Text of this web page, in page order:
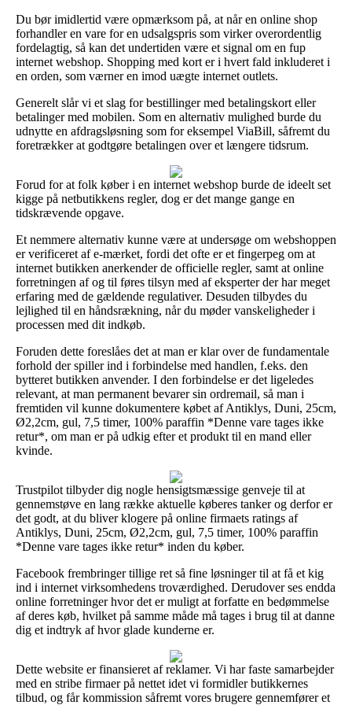
Du bør imidlertid være opmærksom på, at når en online shop
forhandler en vare for en udsalgspris som virker overordentlig
fordelagtig, så kan det undertiden være et signal om en fup
internet webshop. Shopping med kort er i hvert fald inkluderet i
en orden, som værner en imod uægte internet outlets.
Generelt slår vi et slag for bestillinger med betalingskort eller
betalinger med mobilen. Som en alternativ mulighed burde du
udnytte en afdragsløsning som for eksempel ViaBill, såfremt du
foretrækker at godtgøre betalingen over et længere tidsrum.
Forud for at folk køber i en internet webshop burde de ideelt set
kigge på netbutikkens regler, dog er det mange gange en
tidskrævende opgave.
Et nemmere alternativ kunne være at undersøge om webshoppen
er verificeret af e-mærket, fordi det ofte er et fingerpeg om at
internet butikken anerkender de officielle regler, samt at online
forretningen af og til føres tilsyn med af eksperter der har meget
erfaring med de gældende regulativer. Desuden tilbydes du
lejlighed til en håndsrækning, når du møder vanskeligheder i
processen med dit indkøb.
Foruden dette foreslåes det at man er klar over de fundamentale
forhold der spiller ind i forbindelse med handlen, f.eks. den
bytteret butikken anvender. I den forbindelse er det ligeledes
relevant, at man permanent bevarer sin ordremail, så man i
fremtiden vil kunne dokumentere købet af Antiklys, Duni, 25cm,
Ø2,2cm, gul, 7,5 timer, 100% paraffin *Denne vare tages ikke
retur*, om man er på udkig efter et produkt til en mand eller
kvinde.
Trustpilot tilbyder dig nogle hensigtsmæssige genveje til at
gennemstøve en lang række aktuelle køberes tanker og derfor er
det godt, at du bliver klogere på online firmaets ratings af
Antiklys, Duni, 25cm, Ø2,2cm, gul, 7,5 timer, 100% paraffin
*Denne vare tages ikke retur* inden du køber.
Facebook frembringer tillige ret så fine løsninger til at få et kig
ind i internet virksomhedens troværdighed. Derudover ses endda
online forretninger hvor det er muligt at forfatte en bedømmelse
af deres køb, hvilket på samme måde må tages i brug til at danne
dig et indtryk af hvor glade kunderne er.
Dette website er finansieret af reklamer. Vi har faste samarbejder
med en stribe firmaer på nettet idet vi formidler butikkernes
tilbud, og får kommission såfremt vores brugere gennemfører et